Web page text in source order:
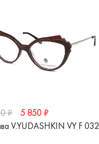
₽
5 850 ₽
V.YUDASHKIN VY F 032